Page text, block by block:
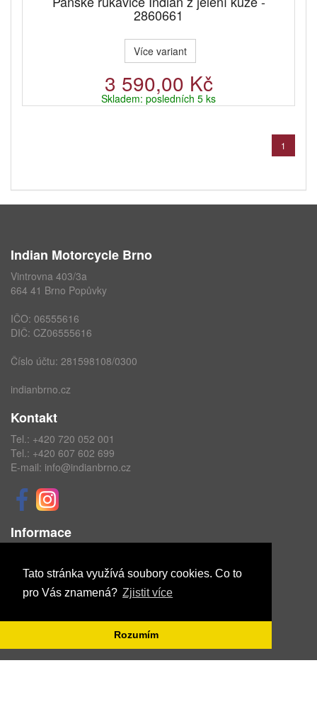
Tato stránka využívá soubory cookies. Co to
pro Vás znamená? Zjistit více
Rozumím
2860661
Více variant
3 590,00 Kč
Skladem: posledních 5 ks
1
Indian Motorcycle Brno
Vintrovna 403/3a
664 41 Brno Popůvky
IČO: 06555616
DIČ: CZ06555616
Číslo účtu: 281598108/0300
indianbrno.cz
Kontakt
Tel.: +420 720 052 001
Tel.: +420 607 602 699
E-mail: info@indianbrno.cz
Informace
Ochrana osobních údajů
Copyright © ABRA Software a.s. 2020